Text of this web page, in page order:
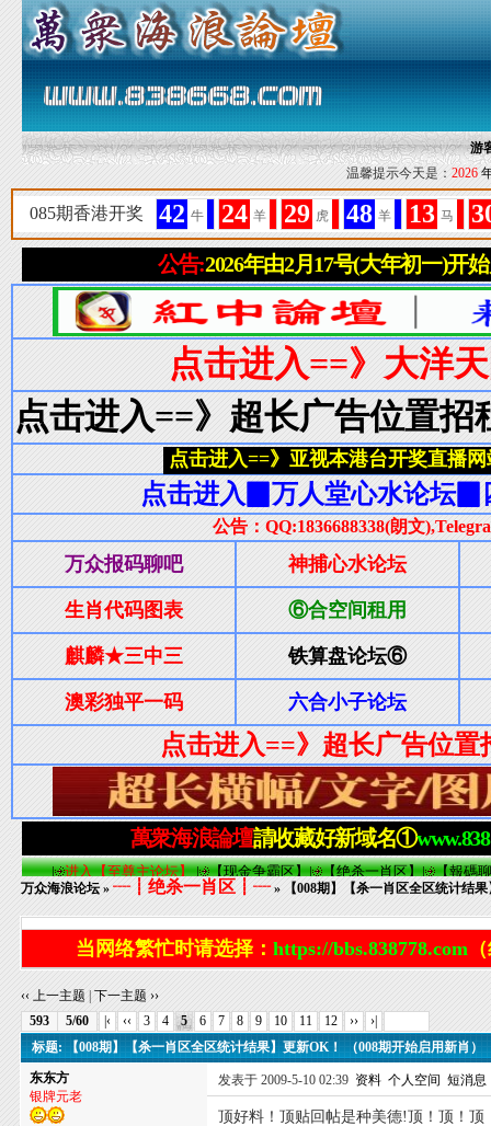
游
温馨提示今天是： 2026
万众海浪论坛 »┈┋绝杀一肖区┋┈» 【008期】【杀一肖区全区统计结
当网络繁忙时请选择： https://bbs.838778.com
‹‹ 上一主题 |下一主题 ››
593
5/60 |‹ ‹‹ 3 4 5 6 7 8 9 10 11 12 ››
›|
标题: 【008期】【杀一肖区全区统计结果】更新OK！ （008期开始启用新肖）
东东方
银牌元老
发表于 2009-5-10 02:39 资料 个人空间 短消息
顶好料！顶贴回帖是种美德!顶！顶！顶